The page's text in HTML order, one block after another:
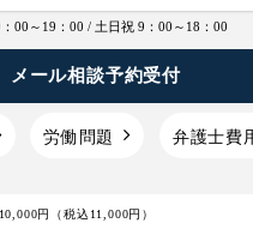
00～19：00 / 土日祝 9：00～18：00
メール相談予約受付
労働問題 弁護士費
円（税込11,000円）